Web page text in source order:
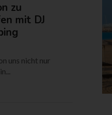
zu
mit DJ
uns nicht nur